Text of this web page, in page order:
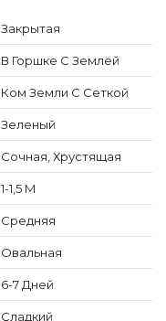
Закрытая
В Горшке С Землёй
Ком Земли С Сеткой
Зеленый
Сочная, Хрустящая
1-1,5 М
Средняя
Овальная
6-7 Дней
Сладкий